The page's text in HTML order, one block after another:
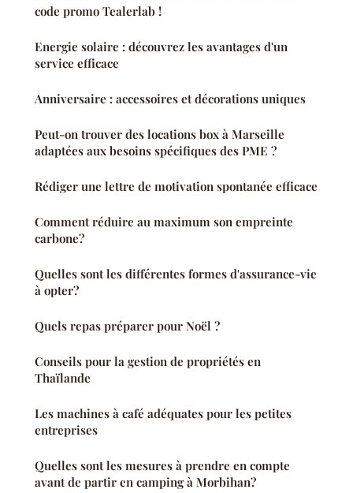
code promo Tealerlab !
Energie solaire : découvrez les avantages d'un
service efficace
Anniversaire : accessoires et décorations uniques
Peut-on trouver des locations box à Marseille
adaptées aux besoins spécifiques des PME ?
Rédiger une lettre de motivation spontanée efficace
Comment réduire au maximum son empreinte
carbone?
Quelles sont les différentes formes d'assurance-vie
à opter?
Quels repas préparer pour Noël ?
Conseils pour la gestion de propriétés en
Thaïlande
Les machines à café adéquates pour les petites
entreprises
Quelles sont les mesures à prendre en compte
avant de partir en camping à Morbihan?